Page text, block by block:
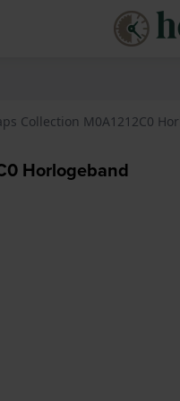
Collection M0A1212C0
Horlogeband